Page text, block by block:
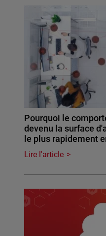
Pourquoi le
devenu la surface
le plus rapidement
Lire l'article